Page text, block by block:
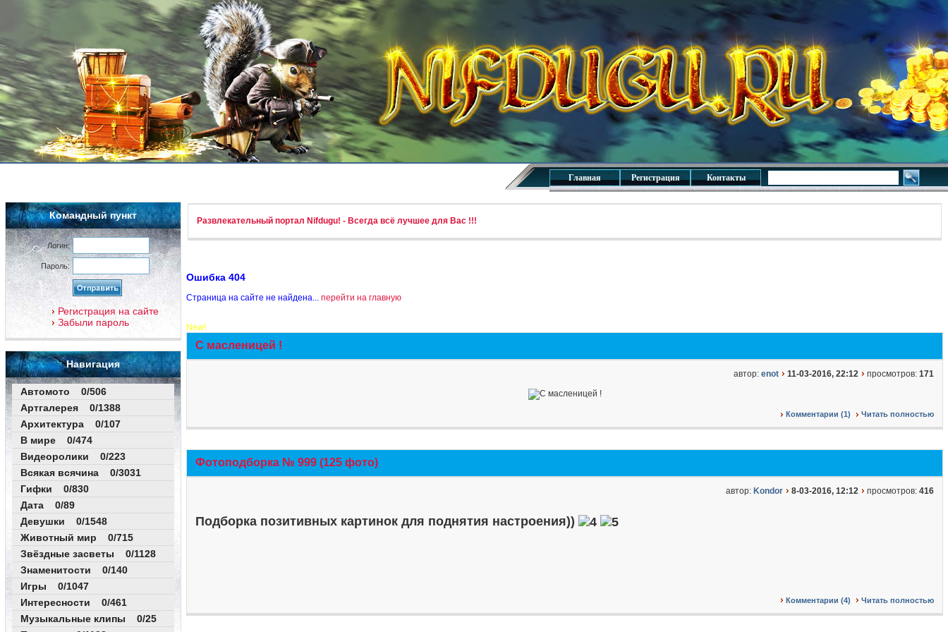
Главная Регистрация Контакты
Командный пункт
Логин:
Пароль:
Регистрация на сайте
Забыли пароль
Навигация
Автомото 0/506
Артгалерея 0/1388
Архитектура 0/107
В мире 0/474
Видеоролики 0/223
Всякая всячина 0/3031
Гифки 0/830
Дата 0/89
Девушки 0/1548
Животный мир 0/715
Звёздные засветы 0/1128
Знаменитости 0/140
Игры 0/1047
Интересности 0/461
Музыкальные клипы 0/25
Развлекательный портал Nifdugu! - Всегда всё лучшее для Вас !!!
Ошибка 404
Страница на сайте не найдена... перейти на главную
New!
С масленицей !
автор: enot 11-03-2016, 22:12 просмотров: 171
Комментарии (1) Читать полностью
Фотоподборка № 999 (125 фото)
автор: Kondor 8-03-2016, 12:12 просмотров: 416
Подборка позитивных картинок для поднятия настроения))
Комментарии (4) Читать полностью